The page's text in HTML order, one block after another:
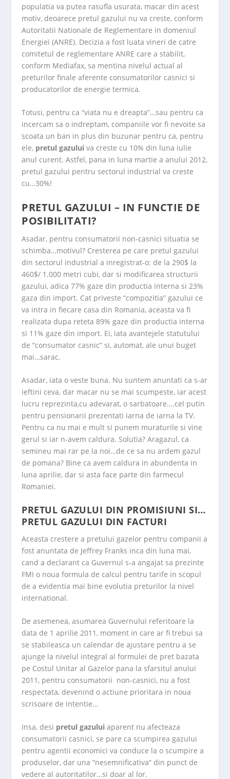
populatia va putea rasufla usurata, macar din acest
motiv, deoarece pretul gazului nu va creste, conform
Autoritatii Nationale de Reglementare in domeniul
Energiei (ANRE). Decizia a fost luata vineri de catre
comitetul de reglementare ANRE care a stabilit,
conform Mediafax, sa mentina nivelul actual al
preturilor finale aferente consumatorilor casnici si
producatorilor de energie termica.
Totusi, pentru ca “viata nu e dreapta”…sau pentru ca
incercam sa o indreptam, companiile vor fi nevoite sa
scoata un ban in plus din buzunar pentru ca, pentru
ele, pretul gazului va creste cu 10% din luna iulie
anul curent. Astfel, pana in luna martie a anului 2012,
pretul gazului pentru sectorul industrial va creste
cu…30%!
PRETUL GAZULUI – IN FUNCTIE DE
POSIBILITATI?
Asadar, pentru consumatorii non-casnici situatia se
schimba…motivul? Cresterea pe care pretul gazului
din sectorul industrial a inregistrat-o: de la 290$ la
460$/ 1.000 metri cubi, dar si modificarea structurii
gazului, adica 77% gaze din productia interna si 23%
gaza din import. Cat priveste “compozitia” gazului ce
va intra in fiecare casa din Romania, aceasta va fi
realizata dupa reteta 89% gaze din productia interna
si 11% gaze din import. Ei, iata avantejele statutului
de “consumator casnic” si, automat, ale unui buget
mai…sarac.
Asadar, iata o veste buna. Nu suntem anuntati ca s-ar
ieftini ceva, dar macar nu se mai scumpeste, iar acest
lucru reprezinta,cu adevarat, o sarbatoare….cel putin
pentru pensionarii prezentati iarna de iarna la TV.
Pentru ca nu mai e mult si punem muraturile si vine
gerul si iar n-avem caldura. Solutia? Aragazul, ca
semineu mai rar pe la noi…de ce sa nu ardem gazul
de pomana? Bine ca avem caldura in abundenta in
luna aprilie, dar si asta face parte din farmecul
Romaniei.
PRETUL GAZULUI DIN PROMISIUNI SI…
PRETUL GAZULUI DIN FACTURI
Aceasta crestere a pretului gazelor pentru companii a
fost anuntata de Jeffrey Franks inca din luna mai,
cand a declarant ca Guvernul s-a angajat sa prezinte
FMI o noua formula de calcul pentru tarife in scopul
de a evidentia mai bine evolutia preturilor la nivel
international.
De asemenea, asumarea Guvernului referitoare la
data de 1 aprilie 2011, moment in care ar fi trebui sa
se stabileasca un calendar de ajustare pentru a se
ajunge la nivelul integral al formulei de pret bazata
pe Costul Unitar al Gazelor pana la sfarsitul anului
2011, pentru consumatorii non-casnici, nu a fost
respectata, devenind o actiune prioritara in noua
scrisoare de intentie…
Insa, desi pretul gazului aparent nu afecteaza
consumatorii casnici, se pare ca scumpirea gazului
pentru agentii economici va conduce la o scumpire a
produselor, dar una “nesemnificativa” din punct de
vedere al autoritatilor…si doar al lor.